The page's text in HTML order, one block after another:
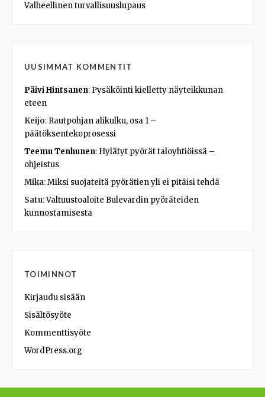
Valheellinen turvallisuuslupaus
UUSIMMAT KOMMENTIT
Päivi Hintsanen: Pysäköinti kielletty näyteikkunan
eteen
Keijo: Rautpohjan alikulku, osa 1 –
päätöksentekoprosessi
Teemu Tenhunen: Hylätyt pyörät taloyhtiöissä –
ohjeistus
Mika:Miksi suojateitä pyörätien yli ei pitäisi tehdä
Satu:Valtuustoaloite Bulevardin pyöräteiden
kunnostamisesta
TOIMINNOT
Kirjaudu sisään
Sisältösyöte
Kommenttisyöte
WordPress.org